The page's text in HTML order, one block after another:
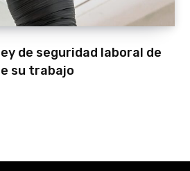
de seguridad laboral de
su trabajo